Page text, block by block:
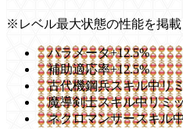
※レベル最大状態の性能を掲載
パラメータ+12.5%
補助適応率+12.5%
古代機鋼兵スキル中リ
魔導剣士スキル中リミ
ネクロマンサースキル